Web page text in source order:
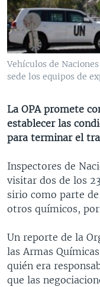
VENEZUELA
BRASIL
NICARAGUA
ECONOMÍA
TECNOLOGÍA
DEPORTES
MULTIMEDIA
VIDEOS
FOTOGRAFÍA
AUDIOS
PROGRAMAS TV
EL MUNDO AL DÍA
FORO
LAS CLAVES
PANORAMA
RADIO
AVANCE
BUENOS DÍAS
ESTADOS UNIDOS
FORO [RADIO]
DEPORTIVO
ENTRETENIMIENTO
DIRECT
Learning English
Idiomas
Vehículos de
sede los equipos de
La OPA promete
establecer las
para terminar el
Inspectores de
visitar dos de los
sirio como parte
otros químicos,
Un reporte de la
las Armas
quién era
que las